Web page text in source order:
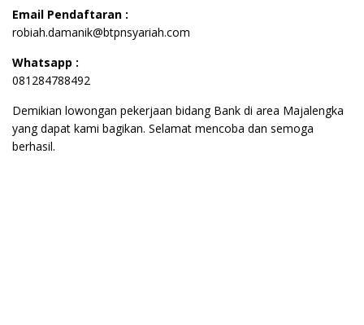
Email Pendaftaran :
robiah.damanik@btpnsyariah.com
Whatsapp :
081284788492
Demikian lowongan pekerjaan bidang Bank di area Majalengka
yang dapat kami bagikan. Selamat mencoba dan semoga
berhasil.